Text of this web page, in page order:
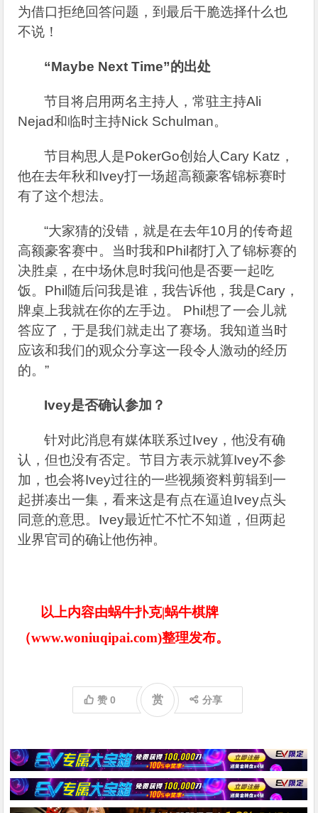
为借口拒绝回答问题，到最后干脆选择什么也
不说！
“Maybe Next Time”的出处
节目将启用两名主持人，常驻主持Ali
Nejad和临时主持Nick Schulman。
节目构思人是PokerGo创始人Cary Katz，
他在去年秋和Ivey打一场超高额豪客锦标赛时
有了这个想法。
“大家猜的没错，就是在去年10月的传奇超
高额豪客赛中。当时我和Phil都打入了锦标赛的
决胜桌，在中场休息时我问他是否要一起吃
饭。Phil随后问我是谁，我告诉他，我是Cary，
牌桌上我就在你的左手边。 Phil想了一会儿就
答应了，于是我们就走出了赛场。我知道当时
应该和我们的观众分享这一段令人激动的经历
的。”
Ivey是否确认参加？
针对此消息有媒体联系过Ivey，他没有确
认，但也没有否定。节目方表示就算Ivey不参
加，也会将Ivey过往的一些视频资料剪辑到一
起拼凑出一集，看来这是有点在逼迫Ivey点头
同意的意思。Ivey最近忙不忙不知道，但两起
业界官司的确让他伤神。
以上内容由蜗牛扑克|蜗牛棋牌
（www.woniuqipai.com)整理发布。
赞0 赏 分享